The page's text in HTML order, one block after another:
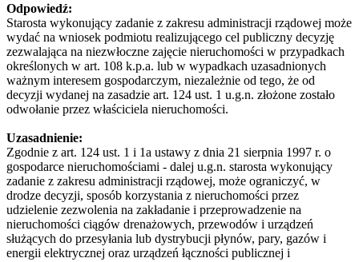
Odpowiedź:
Starosta wykonujący zadanie z zakresu administracji rządowej może
wydać na wniosek podmiotu realizującego cel publiczny decyzję
zezwalająca na niezwłoczne zajęcie nieruchomości w przypadkach
określonych w art. 108 k.p.a. lub w wypadkach uzasadnionych
ważnym interesem gospodarczym, niezależnie od tego, że od
decyzji wydanej na zasadzie art. 124 ust. 1 u.g.n. złożone zostało
odwołanie przez właściciela nieruchomości.
Uzasadnienie:
Zgodnie z art. 124 ust. 1 i 1a ustawy z dnia 21 sierpnia 1997 r. o
gospodarce nieruchomościami - dalej u.g.n. starosta wykonujący
zadanie z zakresu administracji rządowej, może ograniczyć, w
drodze decyzji, sposób korzystania z nieruchomości przez
udzielenie zezwolenia na zakładanie i przeprowadzenie na
nieruchomości ciągów drenażowych, przewodów i urządzeń
służących do przesyłania lub dystrybucji płynów, pary, gazów i
energii elektrycznej oraz urządzeń łączności publicznej i